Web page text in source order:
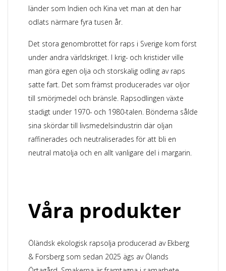
länder som Indien och Kina vet man at den har
odlats närmare fyra tusen år.
Det stora genombrottet för raps i Sverige kom först
under andra världskriget. I krig- och kristider ville
man göra egen olja och storskalig odling av raps
satte fart. Det som främst producerades var oljor
till smörjmedel och bränsle. Rapsodlingen växte
stadigt under 1970- och 1980-talen. Bönderna sålde
sina skördar till livsmedelsindustrin där oljan
raffinerades och neutraliserades för att bli en
neutral matolja och en allt vanligare del i margarin.
Våra produkter
Öländsk ekologisk rapsolja producerad av Ekberg
& Forsberg som sedan 2025 ägs av Ölands